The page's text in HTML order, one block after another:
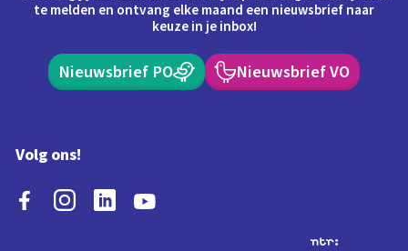
te melden en ontvang elke maand een nieuwsbrief naar
keuze in je inbox!
Nieuwsbrief PO Nieuwsbrief VO
Volg ons!